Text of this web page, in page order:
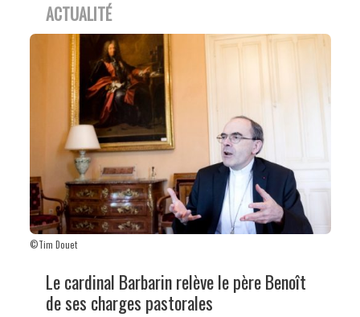
ACTUALITÉ
©Tim Douet
Le cardinal Barbarin relève le père Benoît
de ses charges pastorales